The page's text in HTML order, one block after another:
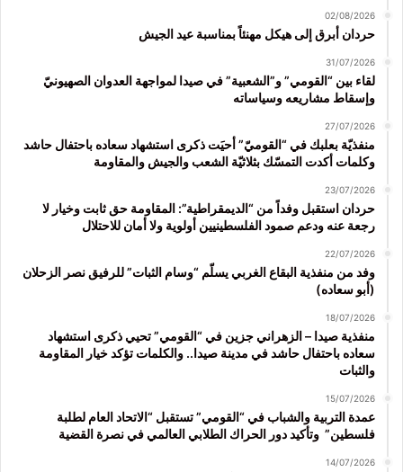
02/08/2026
حردان أبرق إلى هيكل مهنئاً بمناسبة عيد الجيش
31/07/2026
لقاء بين “القومي” و”الشعبية” في صيدا لمواجهة العدوان الصهيونيّ
وإسقاط مشاريعه وسياساته
27/07/2026
منفذيّة بعلبك في “القوميّ” أحيَت ذكرى استشهاد سعاده باحتفال حاشد
وكلمات أكدت التمسّك بثلاثيّة الشعب والجيش والمقاومة
23/07/2026
حردان استقبل وفداً من “الديمقراطية”: المقاومة حق ثابت وخيار لا
رجعة عنه ودعم صمود الفلسطينيين أولوية ولا أمان للاحتلال
22/07/2026
وفد من منفذية البقاع الغربي يسلّم “وسام الثبات” للرفيق نصر الزحلان
(أبو سعاده)
18/07/2026
منفذية صيدا – الزهراني جزين في “القومي” تحيي ذكرى استشهاد
سعاده باحتفال حاشد في مدينة صيدا.. والكلمات تؤكد خيار المقاومة
والثبات
15/07/2026
عمدة التربية والشباب في “القومي” تستقبل “الاتحاد العام لطلبة
فلسطين” وتأكيد دور الحراك الطلابي العالمي في نصرة القضية
14/07/2026